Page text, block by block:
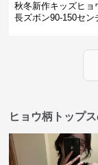
秋冬新作キッズヒョ
長ズボン90-150セン
ヒョウ柄トップ